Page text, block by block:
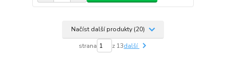
Načíst další produkty (20)
strana z 13další